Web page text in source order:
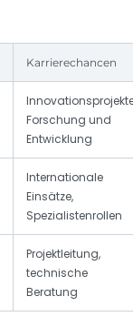
Karrierechancen
Forschung und
Entwicklung
Internationale
Einsätze,
Spezialistenrollen
Projektleitung,
technische
Beratung